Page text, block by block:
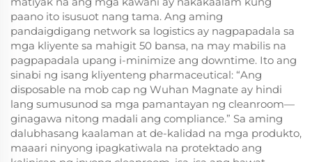
paano ito isusuot nang tama. Ang aming
pandaigdigang network sa logistics ay nagpapadala sa
mga kliyente sa mahigit 50 bansa, na may mabilis na
pagpapadala upang i-minimize ang downtime. Ito ang
sinabi ng isang kliyenteng pharmaceutical: “Ang
disposable na mob cap ng Wuhan Magnate ay hindi
lang sumusunod sa mga pamantayan ng cleanroom—
ginagawa nitong madali ang compliance.” Sa aming
dalubhasang kaalaman at de-kalidad na mga produkto,
maaari ninyong ipagkatiwala na protektado ang